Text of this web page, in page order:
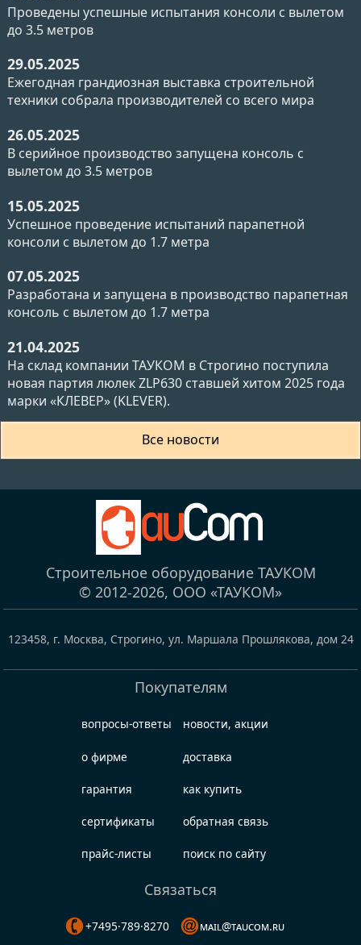
Проведены успешные испытания консоли с вылетом
до 3.5 метров
29.05.2025
Ежегодная грандиозная выставка строительной
техники собрала производителей со всего мира
26.05.2025
В серийное производство запущена консоль с
вылетом до 3.5 метров
15.05.2025
Успешное проведение испытаний парапетной
консоли с вылетом до 1.7 метра
07.05.2025
Разработана и запущена в производство парапетная
консоль с вылетом до 1.7 метра
21.04.2025
На склад компании ТАУКОМ в Строгино поступила
новая партия люлек ZLP630 ставшей хитом 2025 года
марки «КЛЕВЕР» (KLEVER).
Все новости
Строительное оборудование ТАУКОМ
© 2012-2026, ООО «ТАУКОМ»
123458, г. Москва, Строгино, ул. Маршала Прошлякова, дом 24
Покупателям
вопросы-ответы
о фирме
гарантия
сертификаты
прайс-листы
новости, акции
доставка
как купить
обратная связь
поиск по сайту
Связаться
+7495·789·8270 mail@taucom.ru